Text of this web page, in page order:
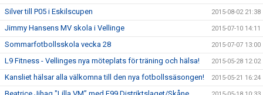
Silver till P05 i Eskilscupen 2015-08-02 21:38
Jimmy Hansens MV skola i Vellinge 2015-07-10 14:11
Sommarfotbollsskola vecka 28 2015-07-07 13:00
L9 Fitness - Vellinges nya möteplats för träning och hälsa! 2015-05-28 12:02
Kansliet hälsar alla välkomna till den nya fotbollssäsongen! 2015-05-21 16:24